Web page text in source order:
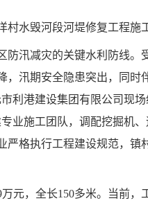
村水毁河段河堤修复工程
防汛减灾的关键水利防线
，汛期安全隐患突出，同时
利港建设集团有限公司现
业施工团队，调配挖掘机
严格执行工程建设规范，
万元，全长150多米。当前